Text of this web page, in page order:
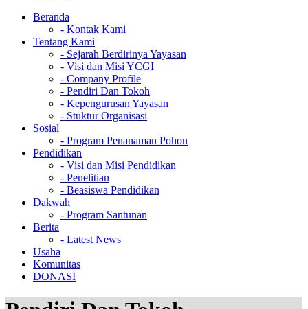
Beranda
- Kontak Kami
Tentang Kami
- Sejarah Berdirinya Yayasan
- Visi dan Misi YCGI
- Company Profile
- Pendiri Dan Tokoh
- Kepengurusan Yayasan
- Stuktur Organisasi
Sosial
- Program Penanaman Pohon
Pendidikan
- Visi dan Misi Pendidikan
- Penelitian
- Beasiswa Pendidikan
Dakwah
- Program Santunan
Berita
- Latest News
Usaha
Komunitas
DONASI